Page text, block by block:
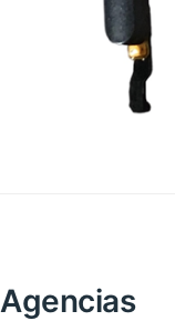
Agencias